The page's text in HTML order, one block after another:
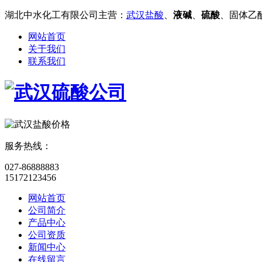
湖北中水化工有限公司主营： 武汉盐酸 液碱 硫酸 、固体
网站首页
关于我们
联系我们
服务热线：
027-86888883
15172123456
网站首页
公司简介
产品中心
公司资质
新闻中心
在线留言